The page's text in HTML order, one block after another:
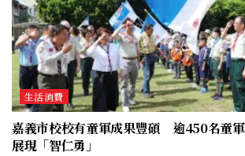
生活消費
嘉義市校校有童軍成果豐碩 逾450名童
展現「智仁勇」